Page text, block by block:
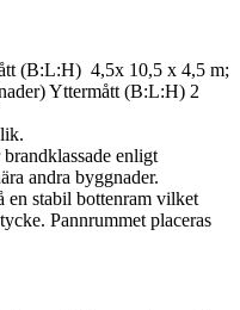
(B:L:H) 4,5x 10,5 x 4,5 m;
Yttermått (B:L:H) 2
enligt
andra byggnader.
en stabil bottenram vilket
Pannrummet placeras